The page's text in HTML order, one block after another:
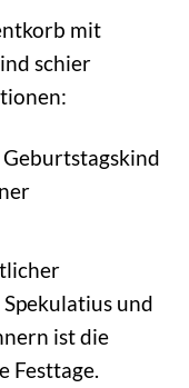
mit
schier
und
ist die
Festtage.